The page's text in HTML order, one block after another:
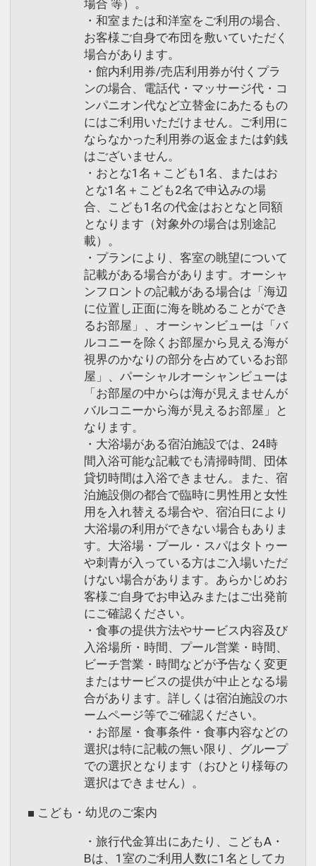
場合 等）。
・和室または和洋室をご利用の場合、
お客様ご自身で布団を敷いていただく
場合があります。
・館内利用券/売店利用券が付くプラ
ンの場合、電話代・マッサージ代・コ
ンパニオン代など立替金にあたるもの
にはご利用いただけません。ご利用に
ならなかった利用券の返金または釣銭
はございません。
・おとな1名＋こども1名、またはお
とな1名＋こども2名で申込みの場
合、こども1名の代金はおとなと同額
となります（対象外の場合は別途記
載）。
・プランにより、客室の眺望について
記載がある場合があります。オーシャ
ンフロントの記載がある場合は「海辺
に位置し正面に海を眺めることができ
るお部屋」、オーシャンビューは「バ
ルコニーを除くお部屋から見える海が
視界のかなりの部分を占めているお部
屋」、パーシャルオーシャンビューは
「お部屋の中からは海が見えませんが
バルコニーから海が見えるお部屋」と
なります。
・大浴場がある宿泊施設では、24時
間入浴可能な記載でも清掃時間、団体
貸切時間は入浴できません。また、宿
泊施設側の都合で臨時に男性用と女性
用を入れ替える場合や、宿泊日により
大浴場の利用ができない場合もありま
す。大浴場・プール・スパはタトゥー
や刺青が入っている方はご入場いただ
けない場合があります。あらかじめお
客様ご自身でお申込みまたはご出発前
にご確認ください。
・食事の提供方法やサービス内容及び
入浴場所・時間、プール営業・時間、
ビーチ営業・時間などが予告なく変更
またはサービスの提供が中止となる場
合があります。詳しくは宿泊施設のホ
ームページ等でご確認ください。
・お部屋・食事条件・食事内容などの
選択は特に記載の無い限り、グループ
での選択となります（おひとり様毎の
選択はできません）。
■ こども・幼児のご案内
・旅行代金算出にあたり、こどもA・
Bは、1室のご利用人数に1名としてカ